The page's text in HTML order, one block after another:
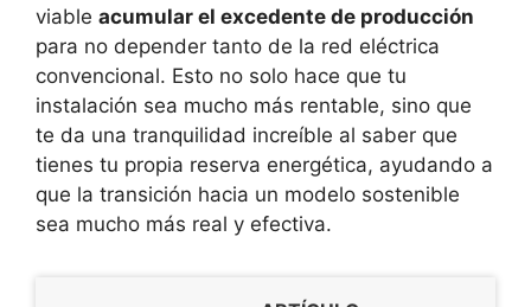
viable acumular el excedente de producción
para no depender tanto de la red eléctrica
convencional. Esto no solo hace que tu
instalación sea mucho más rentable, sino que
te da una tranquilidad increíble al saber que
tienes tu propia reserva energética, ayudando a
que la transición hacia un modelo sostenible
sea mucho más real y efectiva.